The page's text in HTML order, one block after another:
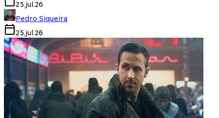
25.jul.26
Pedro Siqueira
25.jul.26